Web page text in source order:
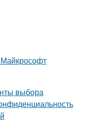
выбора